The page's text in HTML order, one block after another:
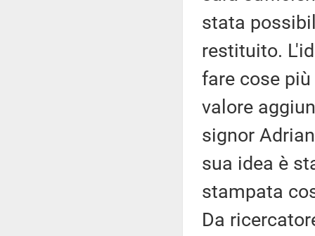
stata
restituito.
fare cose
valore
signor
sua idea è
stampata
Da